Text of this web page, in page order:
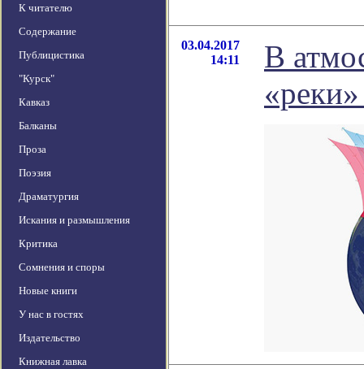
К читателю
Содержание
Публицистика
"Курск"
Кавказ
Балканы
Проза
Поэзия
Драматургия
Искания и размышления
Критика
Сомнения и споры
Новые книги
У нас в гостях
Издательство
Книжная лавка
03.04.2017
14:11
В